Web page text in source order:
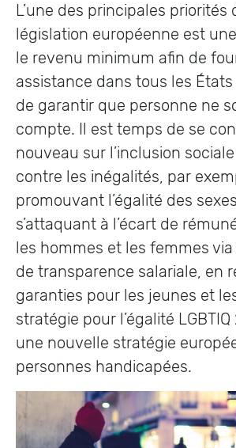
L’une des principales priorités
législation européenne est
le revenu minimum afin de
assistance dans tous les
de garantir que personne ne
compte. Il est temps de se
nouveau sur l’inclusion
contre les inégalités, par
promouvant l’égalité des
s’attaquant à l’écart de
les hommes et les femmes
de transparence salariale, en
garanties pour les jeunes et
stratégie pour l’égalité
une nouvelle stratégie
personnes handicapées.